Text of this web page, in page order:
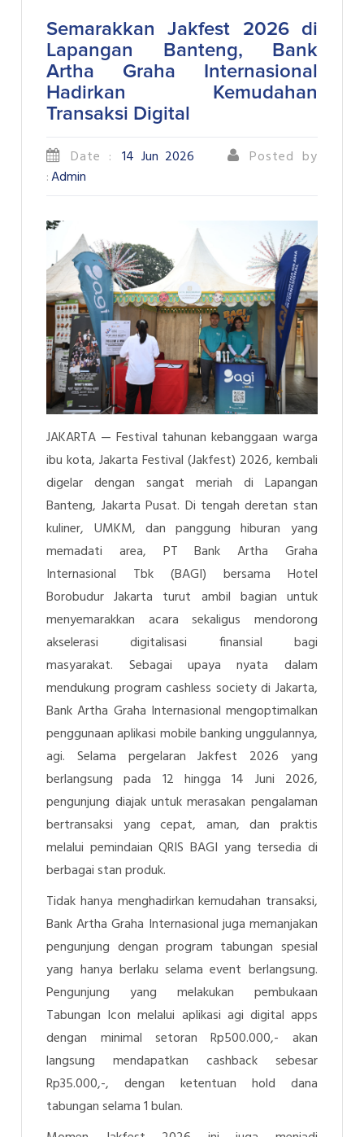
Semarakkan Jakfest 2026 di
Lapangan Banteng, Bank
Artha Graha Internasional
Hadirkan Kemudahan
Transaksi Digital
Date : 14 Jun 2026
Posted by
:Admin
JAKARTA — Festival tahunan kebanggaan warga
ibu kota, Jakarta Festival (Jakfest) 2026, kembali
digelar dengan sangat meriah di Lapangan
Banteng, Jakarta Pusat. Di tengah deretan stan
kuliner, UMKM, dan panggung hiburan yang
memadati area, PT Bank Artha Graha
Internasional Tbk (BAGI) bersama Hotel
Borobudur Jakarta turut ambil bagian untuk
menyemarakkan acara sekaligus mendorong
akselerasi digitalisasi finansial bagi
masyarakat. Sebagai upaya nyata dalam
mendukung program cashless society di Jakarta,
Bank Artha Graha Internasional mengoptimalkan
penggunaan aplikasi mobile banking unggulannya,
agi. Selama pergelaran Jakfest 2026 yang
berlangsung pada 12 hingga 14 Juni 2026,
pengunjung diajak untuk merasakan pengalaman
bertransaksi yang cepat, aman, dan praktis
melalui pemindaian QRIS BAGI yang tersedia di
berbagai stan produk.
Tidak hanya menghadirkan kemudahan transaksi,
Bank Artha Graha Internasional juga memanjakan
pengunjung dengan program tabungan spesial
yang hanya berlaku selama event berlangsung.
Pengunjung yang melakukan pembukaan
Tabungan Icon melalui aplikasi agi digital apps
dengan minimal setoran Rp500.000,- akan
langsung mendapatkan cashback sebesar
Rp35.000,-, dengan ketentuan hold dana
tabungan selama 1 bulan.